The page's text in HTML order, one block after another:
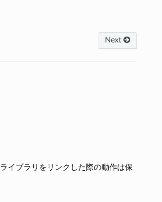
Next
イブラリをリンクした際の動作は保